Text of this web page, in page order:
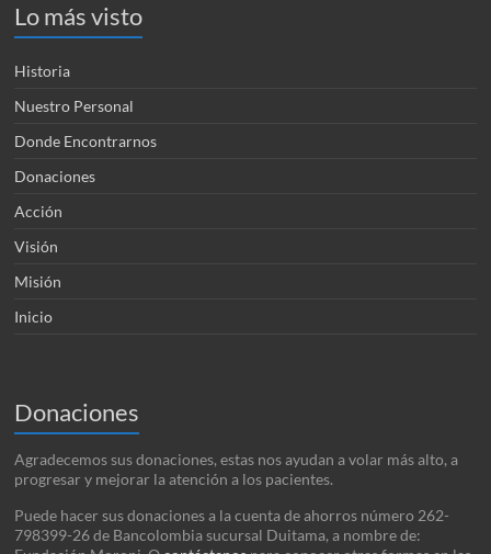
Lo más visto
Historia
Nuestro Personal
Donde Encontrarnos
Donaciones
Acción
Visión
Misión
Inicio
Donaciones
Agradecemos sus donaciones, estas nos ayudan a volar más alto, a
progresar y mejorar la atención a los pacientes.
Puede hacer sus donaciones a la cuenta de ahorros número 262-
798399-26 de Bancolombia sucursal Duitama, a nombre de: